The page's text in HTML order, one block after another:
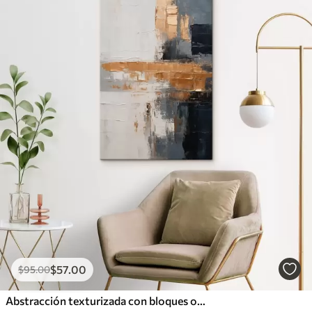
$95.00$57.00
Abstracción texturizada con bloques oscuros